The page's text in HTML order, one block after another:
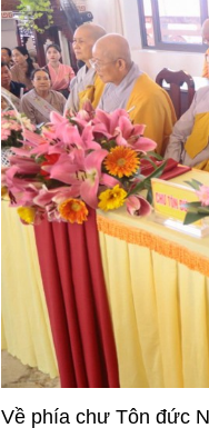
Về phía chư Tôn đức